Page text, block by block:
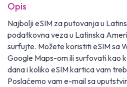
Opis
Najbolji eSIM za putovanja u
podatkovna veza u Latinska
surfujte. Možete koristiti eSIM sa
Google Maps-om ili surfovati kao
dana i koliko eSIM kartica vam
Poslaćemo vam e-mail sa